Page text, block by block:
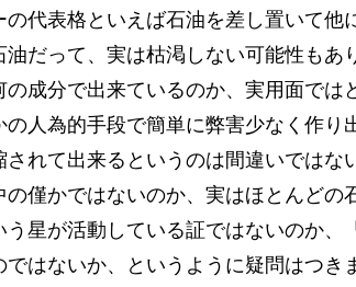
代表格といえば石油を差し置いて他
だって、実は枯渇しない可能性もあ
成分で出来ているのか、実用面では
人為的手段で簡単に弊害少なく作り
れて出来るというのは間違いではな
僅かではないのか、実はほとんどの
星が活動している証ではないのか、
ではないか、というように疑問はつき